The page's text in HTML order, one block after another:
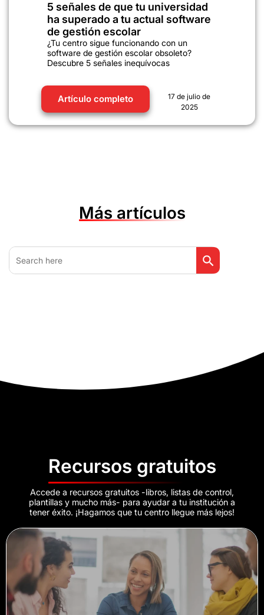
5 señales de que tu universidad
ha superado a tu actual software
de gestión escolar
¿Tu centro sigue funcionando con un
software de gestión escolar obsoleto?
Descubre 5 señales inequívocas
Artículo completo
17 de julio de
2025
Más artículos
Buscar: Botón de
Recursos gratuitos
Accede a recursos gratuitos -libros, listas de control,
plantillas y mucho más- para ayudar a tu institución a
tener éxito. ¡Hagamos que tu centro llegue más lejos!